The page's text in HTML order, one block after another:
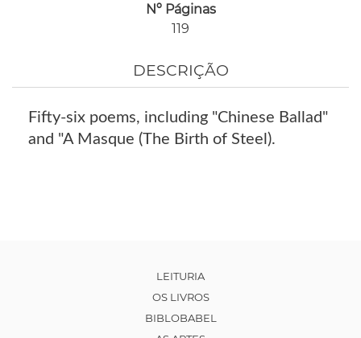
Nº Páginas
119
DESCRIÇÃO
Fifty-six poems, including "Chinese Ballad"
and "A Masque (The Birth of Steel).
LEITURIA
OS LIVROS
BIBLOBABEL